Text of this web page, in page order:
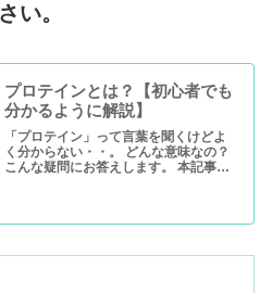
い。
プロテインとは？【初心者でも
分かるように解説】
「プロテイン」って言葉を聞くけどよ
く分からない・・。 どんな意味なの？
こんな疑問にお答えします。 本記事で
きるはずです。 ぜひご覧くだ